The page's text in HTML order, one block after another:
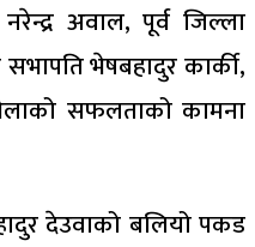
अवाल, पूर्व जिल्ला
भेषबहादुर कार्की,
सफलताको कामना
देउवाको बलियो पकड